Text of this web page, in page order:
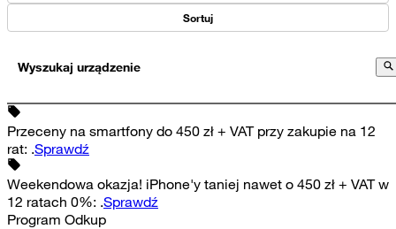
Sortuj
Wyszukaj urządzenie
Przeceny na smartfony do 450 zł + VAT przy zakupie na 12
rat: .Sprawdź
Weekendowa okazja! iPhone'y taniej nawet o 450 zł + VAT w
12 ratach 0%: .Sprawdź
Program Odkup